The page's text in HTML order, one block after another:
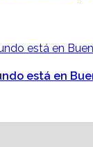
está en